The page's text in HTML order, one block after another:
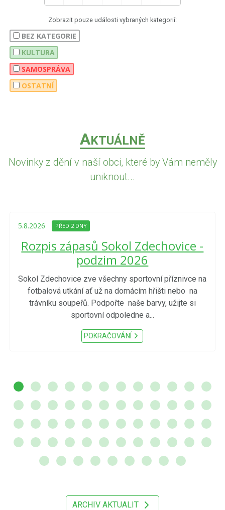
Zobrazit pouze události vybraných kategorií:
BEZ KATEGORIE
KULTURA
SAMOSPRÁVA
OSTATNÍ
AKTUÁLNĚ
Novinky z dění v naší obci, které by Vám neměly
uniknout...
5.8.2026 PŘED 2 DNY
Rozpis zápasů Sokol Zdechovice -
podzim 2026
Sokol Zdechovice zve všechny sportovní příznivce na
fotbalová utkání ať už na domácím hřišti nebo na
trávníku soupeřů. Podpořte naše barvy, užijte si
sportovní odpoledne a...
POKRAČOVÁNÍ
ARCHIV AKTUALIT